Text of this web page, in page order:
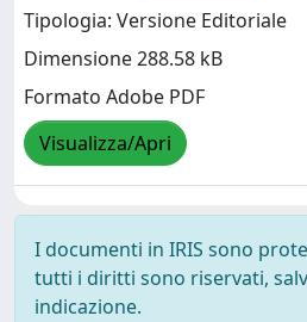
Tipologia: Versione Editoriale
Dimensione 288.58 kB
Formato Adobe PDF
Visualizza/Apri
I documenti in IRIS sono
tutti i diritti sono riservati,
indicazione.